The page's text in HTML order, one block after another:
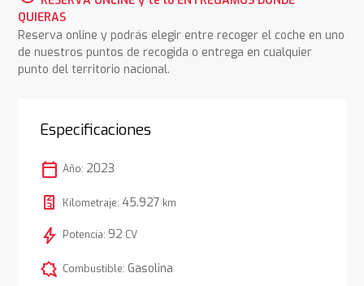
QUIERAS
Reserva online y podrás elegir entre recoger el coche en uno
de nuestros puntos de recogida o entrega en cualquier
punto del territorio nacional.
Especificaciones
calendar_today Año: 2023
Kilometraje: 45.927 km
bolt Potencia: 92 CV
comic_bubble Combustible: Gasolina